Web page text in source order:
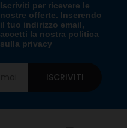
Iscriviti per ricevere le
nostre offerte. Inserendo
il tuo indirizzo email,
accetti la nostra politica
sulla privacy
ISCRIVITI